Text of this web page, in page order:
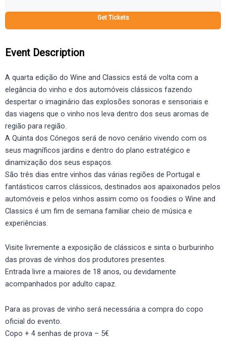
Get Tickets
Event Description
A quarta edição do Wine and Classics está de volta com a
elegância do vinho e dos automóveis clássicos fazendo
despertar o imaginário das explosões sonoras e sensoriais e
das viagens que o vinho nos leva dentro dos seus aromas de
região para região.
A Quinta dos Cónegos será de novo cenário vivendo com os
seus magníficos jardins e dentro do plano estratégico e
dinamização dos seus espaços.
São três dias entre vinhos das várias regiões de Portugal e
fantásticos carros clássicos, destinados aos apaixonados pelos
automóveis e pelos vinhos assim como os foodies o Wine and
Classics é um fim de semana familiar cheio de música e
experiências.
Visite livremente a exposição de clássicos e sinta o burburinho
das provas de vinhos dos produtores presentes.
Entrada livre a maiores de 18 anos, ou devidamente
acompanhados por adulto capaz.
Para as provas de vinho será necessária a compra do copo
oficial do evento.
Copo + 4 senhas de prova – 5€